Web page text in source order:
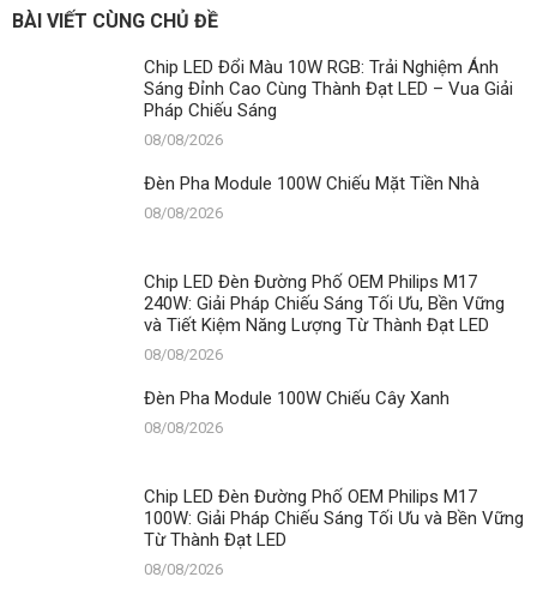
BÀI VIẾT CÙNG CHỦ ĐỀ
Chip LED Đổi Màu 10W RGB: Trải Nghiệm Ánh
Sáng Đỉnh Cao Cùng Thành Đạt LED – Vua Giải
Pháp Chiếu Sáng
08/08/2026
Đèn Pha Module 100W Chiếu Mặt Tiền Nhà
08/08/2026
Chip LED Đèn Đường Phố OEM Philips M17
240W: Giải Pháp Chiếu Sáng Tối Ưu, Bền Vững
và Tiết Kiệm Năng Lượng Từ Thành Đạt LED
08/08/2026
Đèn Pha Module 100W Chiếu Cây Xanh
08/08/2026
Chip LED Đèn Đường Phố OEM Philips M17
100W: Giải Pháp Chiếu Sáng Tối Ưu và Bền Vững
Từ Thành Đạt LED
08/08/2026